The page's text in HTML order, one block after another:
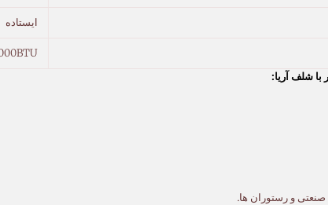
ایستاده
و رستوران ها.